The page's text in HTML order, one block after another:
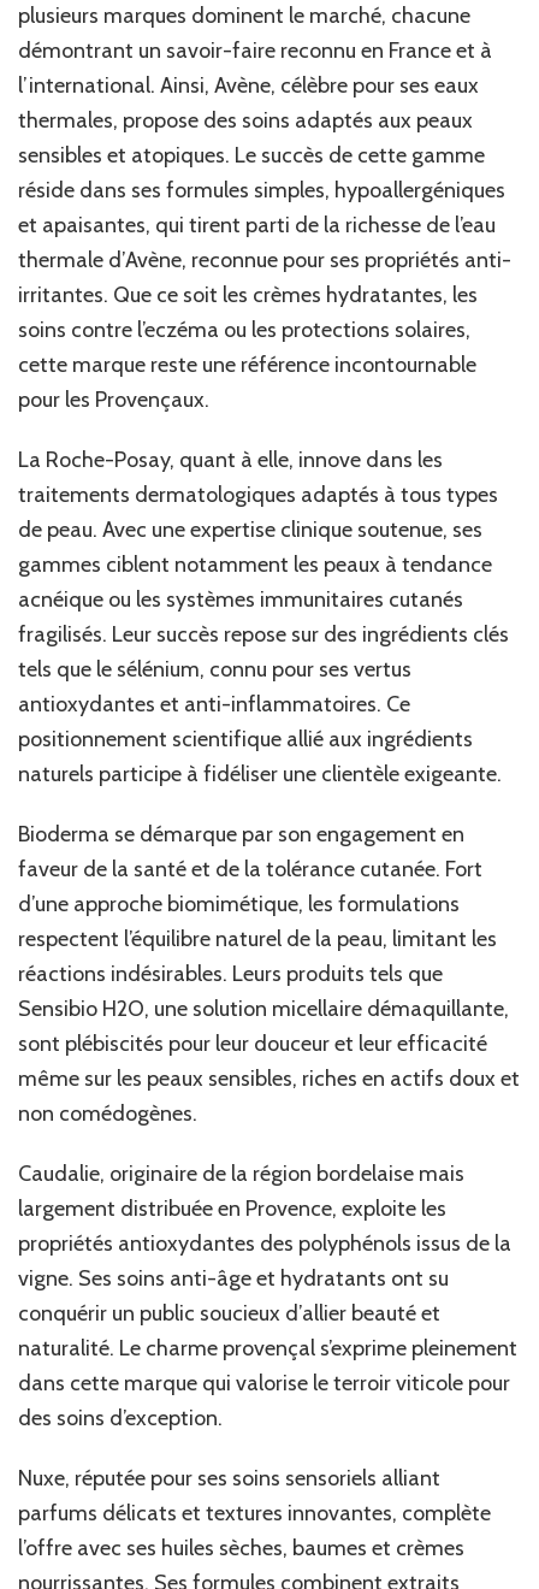
plusieurs marques dominent le marché, chacune
démontrant un savoir-faire reconnu en France et à
l’international. Ainsi, Avène, célèbre pour ses eaux
thermales, propose des soins adaptés aux peaux
sensibles et atopiques. Le succès de cette gamme
réside dans ses formules simples, hypoallergéniques
et apaisantes, qui tirent parti de la richesse de l’eau
thermale d’Avène, reconnue pour ses propriétés anti-
irritantes. Que ce soit les crèmes hydratantes, les
soins contre l’eczéma ou les protections solaires,
cette marque reste une référence incontournable
pour les Provençaux.
La Roche-Posay, quant à elle, innove dans les
traitements dermatologiques adaptés à tous types
de peau. Avec une expertise clinique soutenue, ses
gammes ciblent notamment les peaux à tendance
acnéique ou les systèmes immunitaires cutanés
fragilisés. Leur succès repose sur des ingrédients clés
tels que le sélénium, connu pour ses vertus
antioxydantes et anti-inflammatoires. Ce
positionnement scientifique allié aux ingrédients
naturels participe à fidéliser une clientèle exigeante.
Bioderma se démarque par son engagement en
faveur de la santé et de la tolérance cutanée. Fort
d’une approche biomimétique, les formulations
respectent l’équilibre naturel de la peau, limitant les
réactions indésirables. Leurs produits tels que
Sensibio H2O, une solution micellaire démaquillante,
sont plébiscités pour leur douceur et leur efficacité
même sur les peaux sensibles, riches en actifs doux et
non comédogènes.
Caudalie, originaire de la région bordelaise mais
largement distribuée en Provence, exploite les
propriétés antioxydantes des polyphénols issus de la
vigne. Ses soins anti-âge et hydratants ont su
conquérir un public soucieux d’allier beauté et
naturalité. Le charme provençal s’exprime pleinement
dans cette marque qui valorise le terroir viticole pour
des soins d’exception.
Nuxe, réputée pour ses soins sensoriels alliant
parfums délicats et textures innovantes, complète
l’offre avec ses huiles sèches, baumes et crèmes
nourrissantes. Ses formules combinent extraits